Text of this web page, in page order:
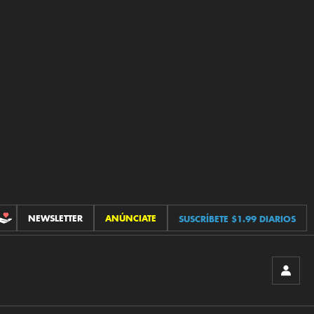
CONTRIBUCIONES
NEWSLETTER ANÚNCIATE SUSCRÍBETE $1.99 DIARIOS